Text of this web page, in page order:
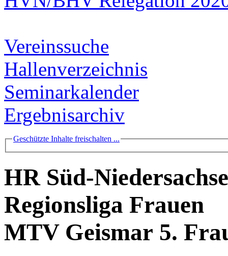
Vereinssuche
Hallenverzeichnis
Seminarkalender
Ergebnisarchiv
Geschützte Inhalte freischalten ...
HR Süd-
Regionsliga Frauen
MTV Geismar 5.